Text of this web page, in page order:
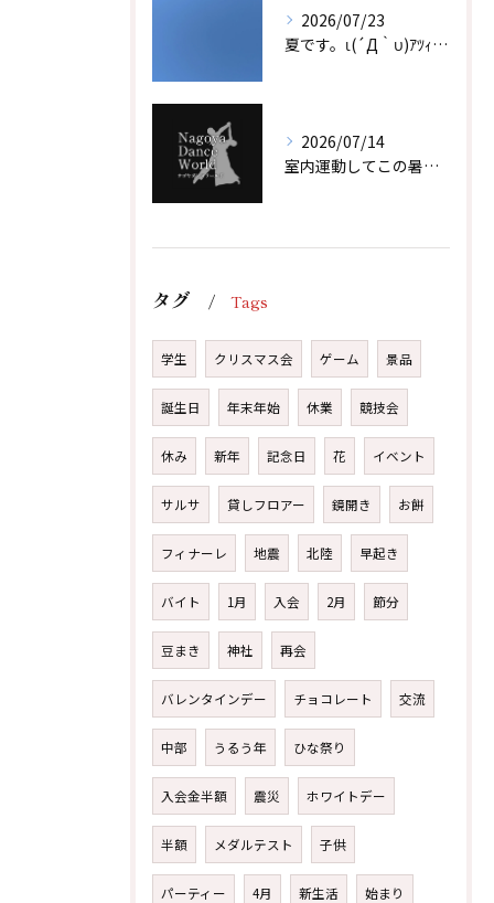
2026/07/23
夏です。ι(´Д｀υ)ｱﾂｨｰ！！
2026/07/14
室内運動してこの暑い夏を乗り越えよう！！
タグ Tags
学生 クリスマス会 ゲーム 景品
誕生日 年末年始 休業 競技会
休み 新年 記念日 花 イベント
サルサ 貸しフロアー 鏡開き お餅
フィナーレ 地震 北陸 早起き
バイト 1月 入会 2月 節分
豆まき 神社 再会
バレンタインデー チョコレート 交流
中部 うるう年 ひな祭り
入会金半額 震災 ホワイトデー
半額 メダルテスト 子供
パーティー 4月 新生活 始まり
体験レッスン後、その場でご入会で1,000円引！
無料体験レッスンはこちらから
体験レッスン後、その場でご入会で1,000円引！
無料体験レッスンはこちらから